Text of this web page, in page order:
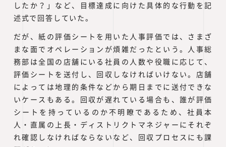
したか？」など、目標達成に向けた具体的な行動を記
述式で回答していた。
だが、紙の評価シートを用いた人事評価では、さまざ
まな面でオペレーションが煩雑だったという。人事総
務部は全国の店舗にいる社員の人数や役職に応じて、
評価シートを送付し、回収しなければいけない。店舗
によっては地理的条件などから期日までに送付できな
いケースもある。回収が遅れている場合も、誰が評価
シートを持っているのか不明瞭であるため、社員本
人・直属の上長・ディストリクトマネジャーにそれぞ
れ確認しなければならないなど、回収プロセスにも課